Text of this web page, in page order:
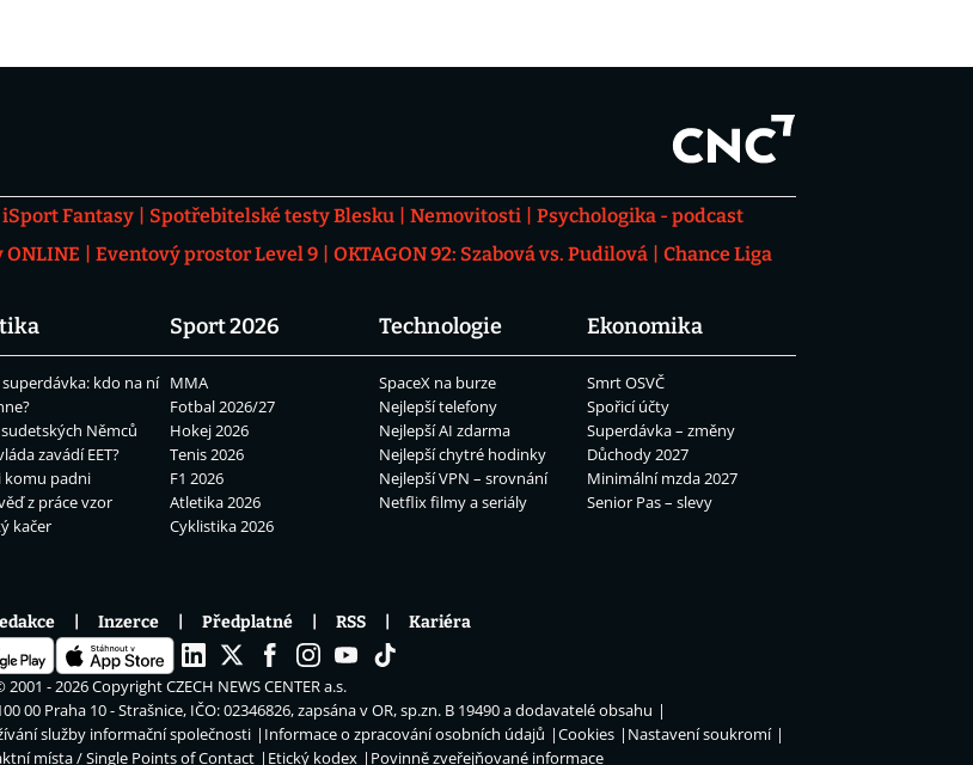
iSport Fantasy Spotřebitelské testy Blesku Nemovitosti
Psychologika - podcast
Eventový prostor Level 9 OKTAGON 92: Szabová vs. Pudilová
Chance Liga
kdo na ní
sudetských Němců
zavádí EET?
komu padni
z práce vzor
kačer
Sport 2026
MMA
Fotbal 2026/27
Hokej 2026
Tenis 2026
F1 2026
Atletika 2026
Cyklistika 2026
Technologie
SpaceX na burze
Nejlepší telefony
Nejlepší AI zdarma
Nejlepší chytré hodinky
Nejlepší VPN – srovnání
Netflix filmy a seriály
Ekonomika
Smrt OSVČ
Spořicí účty
Superdávka – změny
Důchody 2027
Minimální mzda 2027
Senior Pas – slevy
Inzerce Předplatné RSS Kariéra
2001 - 2026 CopyrightCZECH NEWS CENTER a.s.
00 Praha 10 - Strašnice, IČO: 02346826, zapsána v OR, sp.zn. B 19490 a dodavatelé obsahu
služby informační společnosti Informace o zpracování osobních údajů Cookies
Nastavení soukromí
místa / Single Points of Contact Etický kodex Povinně zveřejňované informace